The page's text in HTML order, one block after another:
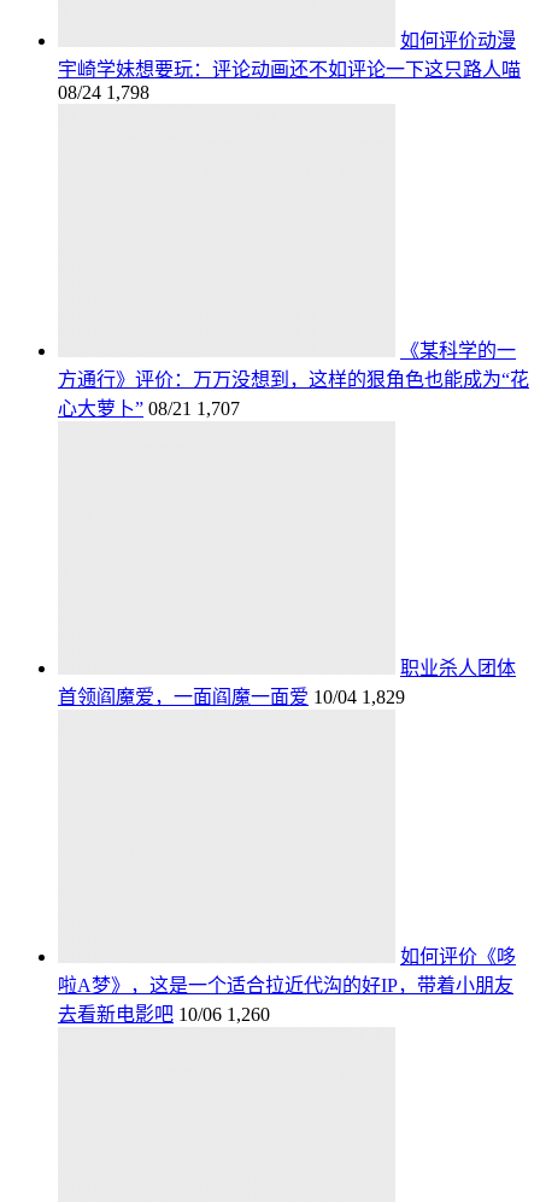
如何评价动漫
宇崎学妹想要玩：评论动画还不如评论一下这只路人喵
08/24 1,798
《某科学的一
方通行》评价：万万没想到，这样的狠角色也能成为“花
心大萝卜” 08/21 1,707
职业杀人团体
首领阎魔爱，一面阎魔一面爱 10/04 1,829
如何评价《哆
啦A梦》，这是一个适合拉近代沟的好IP，带着小朋友
去看新电影吧 10/06 1,260